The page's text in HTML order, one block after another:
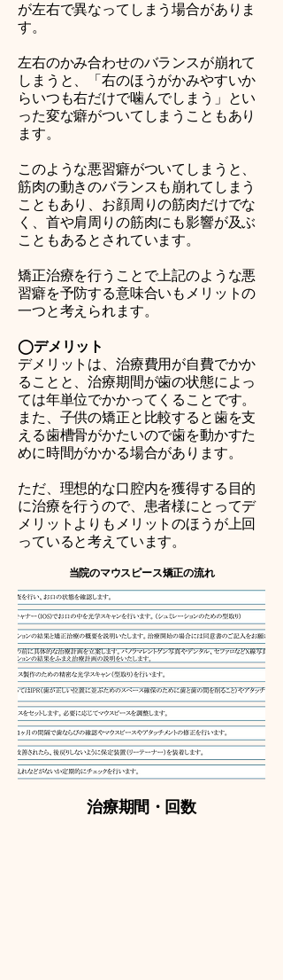
が左右で異なってしまう場合がありま
す。
左右のかみ合わせのバランスが崩れて
しまうと、「右のほうがかみやすいか
らいつも右だけで噛んでしまう」とい
った変な癖がついてしまうこともあり
ます。
このような悪習癖がついてしまうと、
筋肉の動きのバランスも崩れてしまう
こともあり、お顔周りの筋肉だけでな
く、首や肩周りの筋肉にも影響が及ぶ
こともあるとされています。
矯正治療を行うことで上記のような悪
習癖を予防する意味合いもメリットの
一つと考えられます。
◯デメリット
デメリットは、治療費用が自費でかか
ることと、治療期間が歯の状態によっ
ては年単位でかかってくることです。
また、子供の矯正と比較すると歯を支
える歯槽骨がかたいので歯を動かすた
めに時間がかかる場合があります。
ただ、理想的な口腔内を獲得する目的
に治療を行うので、患者様にとってデ
メリットよりもメリットのほうが上回
っていると考えています。
当院のマウスピース矯正の流れ
治療期間・回数